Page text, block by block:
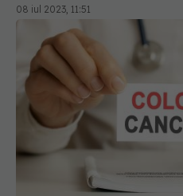
08 iul 2023, 11:51